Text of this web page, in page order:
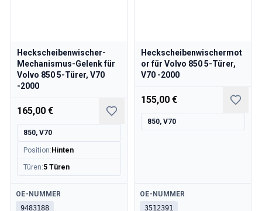
Volvo 850 Kühlsystem
Volvo 850 MotorenErsatzteile
Volvo 850 Elektrische Ausrüstung
Volvo 850 Heizungsanlage
Volvo 850 Lenkung/Federung
Volvo 850 Verschiedene Ersatzteile
Volvo 940/960 Ersatzteile
Bremsen
Kraftstoff & Abgas
Felgen & Reifen
Heckscheibenwischer-
Mechanismus-Gelenk für
Volvo 850 5-Türer, V70
-2000
165,00 €
850, V70
Position: Hinten
Türen:5 Türen
Verfügbar
OE-NUMMER
9483188
Heckscheibenwischermot
or für Volvo 850 5-Türer,
V70 -2000
155,00 €
850, V70
Verfügbar
OE-NUMMER
3512391